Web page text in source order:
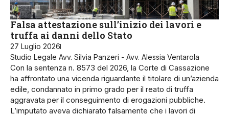
Falsa attestazione sull’inizio dei lavori e
truffa ai danni dello Stato
27 Luglio 2026
Studio Legale Avv. Silvia Panzeri - Avv. Alessia Ventarola
Con la sentenza n. 8573 del 2026, la Corte di Cassazione
ha affrontato una vicenda riguardante il titolare di un’azienda
edile, condannato in primo grado per il reato di truffa
aggravata per il conseguimento di erogazioni pubbliche.
L’imputato aveva dichiarato falsamente che i lavori di